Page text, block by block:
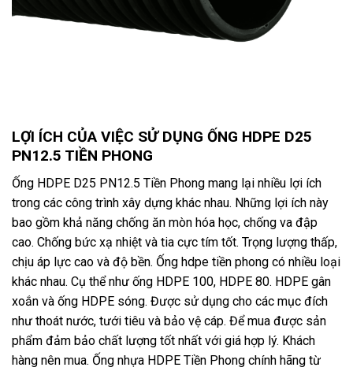
LỢI ÍCH CỦA VIỆC SỬ DỤNG ỐNG HDPE D25
PN12.5 TIỀN PHONG
Ống HDPE D25 PN12.5 Tiền Phong mang lại nhiều lợi ích
trong các công trình xây dựng khác nhau. Những lợi ích này
bao gồm khả năng chống ăn mòn hóa học, chống va đập
cao. Chống bức xạ nhiệt và tia cực tím tốt. Trọng lượng thấp,
chịu áp lực cao và độ bền. Ống hdpe tiền phong có nhiều loại
khác nhau. Cụ thể như ống HDPE 100, HDPE 80. HDPE gân
xoắn và ống HDPE sóng. Được sử dụng cho các mục đích
như thoát nước, tưới tiêu và bảo vệ cáp. Để mua được sản
phẩm đảm bảo chất lượng tốt nhất với giá hợp lý. Khách
hàng nên mua. Ống nhựa HDPE Tiền Phong chính hãng từ